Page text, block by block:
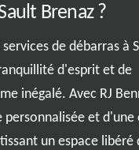
Brenaz ?
de débarras à
d'esprit et de
inégalé. Avec RJ
personnalisée et d'une
un espace libéré